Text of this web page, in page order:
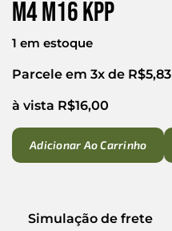
M4 M16 Kpp
1 em estoque
Parcele em 3x de R$5,83
à vista R$16,00
Adicionar Ao Carrinho
Simulação de frete